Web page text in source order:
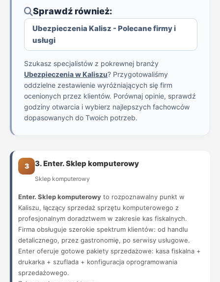
Sprawdź również:
Ubezpieczenia Kalisz - Polecane firmy i
usługi
Szukasz specjalistów z pokrewnej branży
Ubezpieczenia w Kaliszu? Przygotowaliśmy
oddzielne zestawienie wyróżniających się firm
ocenionych przez klientów. Porównaj opinie, sprawdź
godziny otwarcia i wybierz najlepszych fachowców
dopasowanych do Twoich potrzeb.
3 3. Enter. Sklep komputerowy
Sklep komputerowy
Enter. Sklep komputerowy to rozpoznawalny punkt w
Kaliszu, łączący sprzedaż sprzętu komputerowego z
profesjonalnym doradztwem w zakresie kas fiskalnych.
Firma obsługuje szerokie spektrum klientów: od handlu
detalicznego, przez gastronomię, po serwisy usługowe.
Enter oferuje gotowe pakiety sprzedażowe: kasa fiskalna +
drukarka + szuflada + konfiguracja oprogramowania
sprzedażowego.